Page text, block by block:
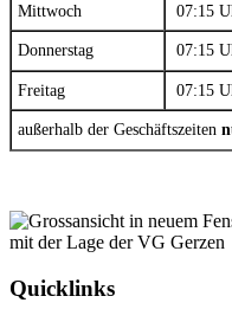
Mittwoch 07:15
Donnerstag 07:15
Freitag 07:15
außerhalb der Geschäftszeiten
Quicklinks